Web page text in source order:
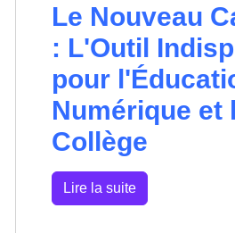
Le Nouveau
: L'Outil
pour
Numérique et
Collège
Lire la suite